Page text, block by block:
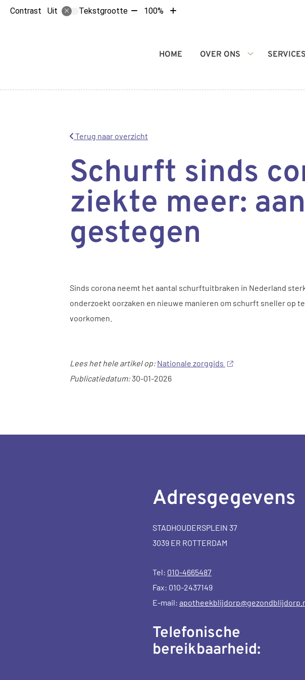
Contrast Uit Tekstgrootte Tekst100%
Tekst
Hoofdmenu
HOME
OVER ONS
SERVICES
Terug naar overzicht
Schurft sinds
ziekte meer:
gestegen
Sinds corona neemt het aantal schurftuitbraken in Nederland
onderzoekt oorzaken en nieuwe manieren om schurft sneller op
voorkomen.
Lees het hele artikel op: Nationale zorggids
Publicatiedatum:30-01-2026
Adresgegevens
STADHOUDERSPLEIN 37
3039 ER ROTTERDAM
Tel: 010-4665487
Fax: 010-2437149
E-mail:
Telefonische
bereikbaarheid: